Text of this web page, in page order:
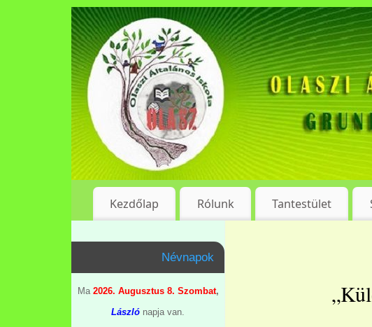
Kezdőlap Rólunk Tantestület
Névnapok
Ma 2026. Augusztus 8. Szombat,
László napja van.